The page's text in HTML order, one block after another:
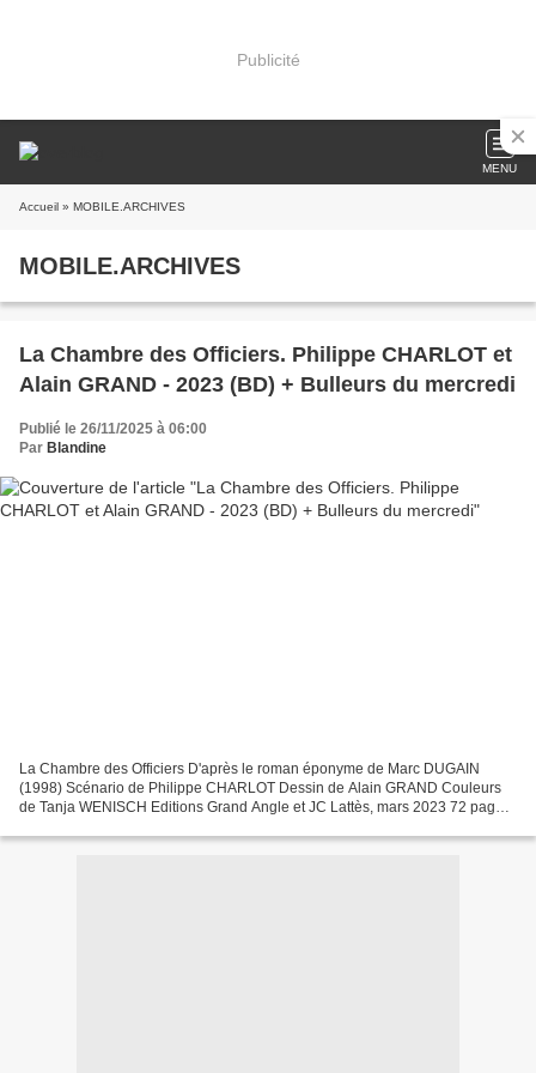
Publicité
MENU
Accueil » MOBILE.ARCHIVES
MOBILE.ARCHIVES
La Chambre des Officiers. Philippe CHARLOT et
Alain GRAND - 2023 (BD) + Bulleurs du mercredi
Publié le 26/11/2025 à 06:00
Par Blandine
La Chambre des Officiers D'après le roman éponyme de Marc DUGAIN
(1998) Scénario de Philippe CHARLOT Dessin de Alain GRAND Couleurs
de Tanja WENISCH Editions Grand Angle et JC Lattès, mars 2023 72 pages